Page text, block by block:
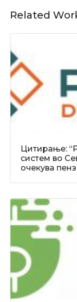
Related
Цитирање:
систем во
очекува